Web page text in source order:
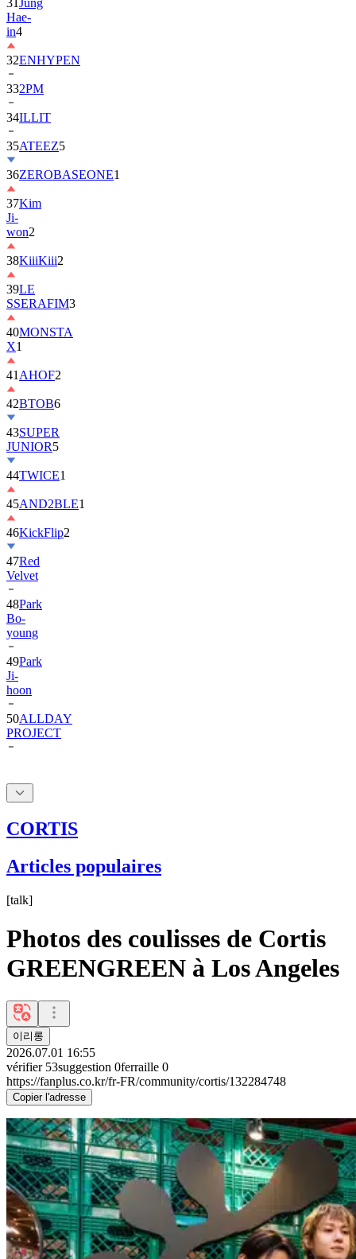
31 Jung
Hae-
in4
32ENHYPEN
332PM
34ILLIT
35ATEEZ5
36ZEROBASEONE1
37Kim
Ji-
won2
38KiiiKiii2
39LE
SSERAFIM3
40MONSTA
X1
41 AHOF2
42BTOB6
43SUPER
JUNIOR5
44TWICE1
45AND2BLE1
46KickFlip2
47Red
Velvet
48Park
Bo-
young
49Park
Ji-
hoon
50ALLDAY
PROJECT
CORTIS
Articles populaires
[talk]
Photos des coulisses de Cortis
GREENGREEN à Los Angeles
이리롱
2026.07.01 16:55
vérifier 53suggestion 0ferraille 0
https://fanplus.co.kr/fr-FR/community/cortis/132284748
Copier l'adresse